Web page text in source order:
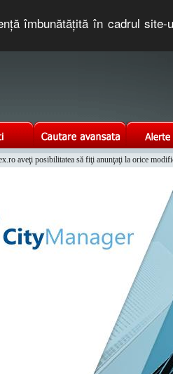
îmbunătăţită în cadrul
aveţi posibilitatea să fiţi anunţaţi la orice